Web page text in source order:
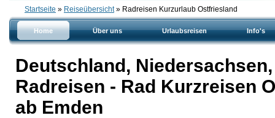
Startseite » Reiseübersicht» Radreisen Kurzurlaub Ostfriesland
Home Über uns Urlaubsreisen Info's
Deutschland,
Radreisen - Rad Kurzreisen
ab Emden